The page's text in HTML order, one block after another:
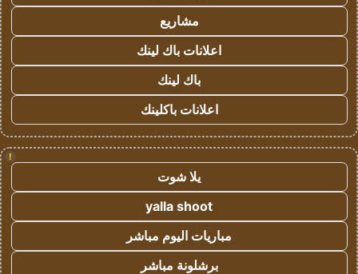
مشاريع
اعلانات باك لينك
باك لينك
اعلانات باكلينك
!
يلا شوت
yalla shoot
مباريات اليوم مباشر
برشلونة مباشر